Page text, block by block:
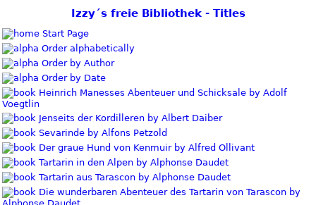
Izzy´s freie Bibliothek - Titles
Start Page
Order alphabetically
Order by Author
Order by Date
Heinrich Manesses Abenteuer und Schicksale by Adolf
Voegtlin
Jenseits der Kordilleren by Albert Daiber
Sevarinde by Alfons Petzold
Der graue Hund von Kenmuir by Alfred Ollivant
Tartarin in den Alpen by Alphonse Daudet
Tartarin aus Tarascon by Alphonse Daudet
Die wunderbaren Abenteuer des Tartarin von Tarascon by